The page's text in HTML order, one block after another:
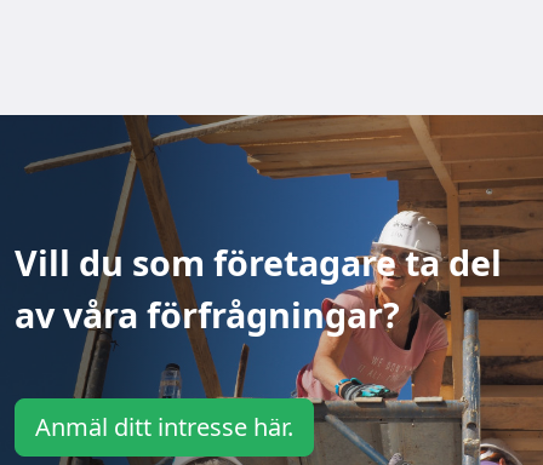
Vill du som företagare ta del
av våra förfrågningar?
Anmäl ditt intresse här.